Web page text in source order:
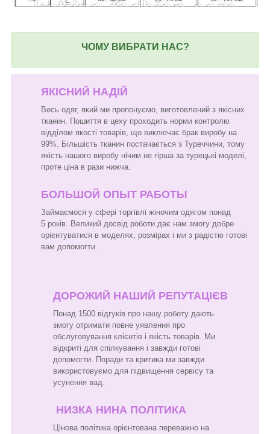
ЧОМУ ВИБРАТИ НАС?
ЯКІСНИЙ НАДІЙ
Весь одяг, який ми пропонуємо, виготовлений з якісних
тканин. Пошиття в цеху проходить норми контролю
відділом якості товарів, що виключає брак виробу на
99%. Більшість тканин постачається з Туреччини, тому
якість нашого виробу нічим не гірша за турецькі моделі,
проте ціна в рази нижча.
БОЛЬШОЙ ОПЫТ РАБОТЫ
Займаємося у сфері торгівлі жіночим одягом понад
5 років. Великий досвід роботи дає нам змогу добре
орієнтуватися в моделях, розмірах і ми з радістю готові
вам допомогти.
ДОРОЖИЙ НАШИЙ РЕПУТАЦІЄВ
Понад 1500 відгуків про нашу роботу дають
змогу отримати повне уявлення про
обслуговування клієнтів і якість товарів. Ми
відкриті для спілкування і завжди готові
допомогти. Поради та критика ми завжди
використовуємо для підвищення сервісу та
усунення вад.
НИЗКА НИНА ПОЛІТИКА
Цінова політика орієнтована переважно на